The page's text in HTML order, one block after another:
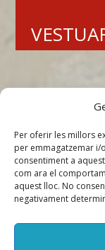
Per oferir les millors
per emmagatzemar i/
consentiment a
com ara el
aquest lloc. No
negativamentMÉS